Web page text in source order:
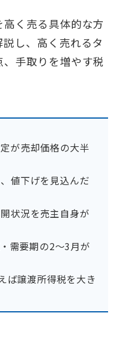
く売る具体的な方
し、高く売れるタ
手取りを増やす税
が売却価格の大半
値下げを見込んだ
状況を売主自身が
需要期の2〜3月が
ば譲渡所得税を大き